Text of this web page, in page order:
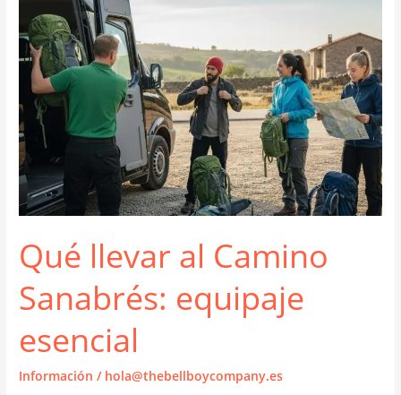
Sanabrés
Qué llevar al Camino
Sanabrés: equipaje
esencial
Información / hola@thebellboycompany.es